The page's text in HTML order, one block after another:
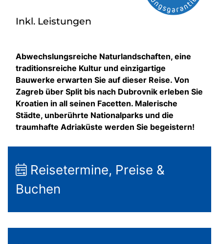
Inkl. Leistungen
Abwechslungsreiche Naturlandschaften, eine
traditionsreiche Kultur und einzigartige
Bauwerke erwarten Sie auf dieser Reise. Von
Zagreb über Split bis nach Dubrovnik erleben Sie
Kroatien in all seinen Facetten. Malerische
Städte, unberührte Nationalparks und die
traumhafte Adriaküste werden Sie begeistern!
Reisetermine, Preise &
Buchen